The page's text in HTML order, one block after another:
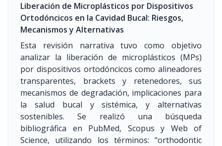
Liberación de Microplásticos por Dispositivos
Ortodóncicos en la Cavidad Bucal: Riesgos,
Mecanismos y Alternativas
Esta revisión narrativa tuvo como objetivo
analizar la liberación de microplásticos (MPs)
por dispositivos ortodóncicos como alineadores
transparentes, brackets y retenedores, sus
mecanismos de degradación, implicaciones para
la salud bucal y sistémica, y alternativas
sostenibles. Se realizó una búsqueda
bibliográfica en PubMed, Scopus y Web of
Science, utilizando los términos: "orthodontic